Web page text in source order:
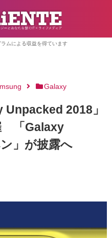
ムによる収益を得ています
Galaxy
2018」
「Galaxy
」が披露へ